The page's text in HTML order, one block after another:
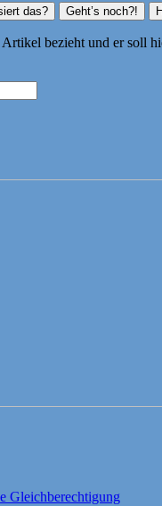
bezieht und er